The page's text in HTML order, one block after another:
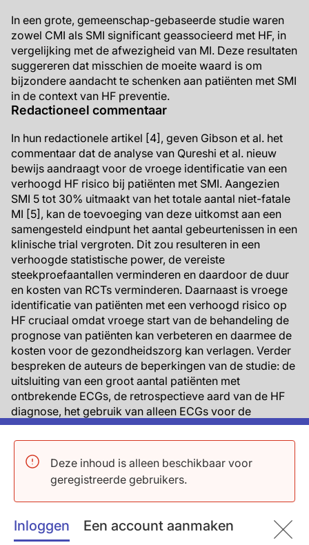
Deze inhoud is alleen beschikbaar voor
geregistreerde gebruikers.
Inloggen Een account aanmaken
In een grote, gemeenschap-gebaseerde studie waren
zowel CMI als SMI significant geassocieerd met HF, in
vergelijking met de afwezigheid van MI. Deze resultaten
suggereren dat misschien de moeite waard is om
bijzondere aandacht te schenken aan patiënten met SMI
in de context van HF preventie.
Redactioneel commentaar
In hun redactionele artikel [4], geven Gibson et al. het
commentaar dat de analyse van Qureshi et al. nieuw
bewijs aandraagt voor de vroege identificatie van een
verhoogd HF risico bij patiënten met SMI. Aangezien
SMI 5 tot 30% uitmaakt van het totale aantal niet-fatale
MI [5], kan de toevoeging van deze uitkomst aan een
samengesteld eindpunt het aantal gebeurtenissen in een
klinische trial vergroten. Dit zou resulteren in een
verhoogde statistische power, de vereiste
steekproefaantallen verminderen en daardoor de duur
en kosten van RCTs verminderen. Daarnaast is vroege
identificatie van patiënten met een verhoogd risico op
HF cruciaal omdat vroege start van de behandeling de
prognose van patiënten kan verbeteren en daarmee de
kosten voor de gezondheidszorg kan verlagen. Verder
bespreken de auteurs de beperkingen van de studie: de
uitsluiting van een groot aantal patiënten met
ontbrekende ECGs, de retrospectieve aard van de HF
diagnose, het gebruik van alleen ECGs voor de
diagnose van SMI en het ontbreken van beeldvormend
bewijs van de SMIs. Zij concluderen: "Niettemin, in een
tijdperk waarin complexe microRNA monsters en
biomarkers worden ontwikkeld om patiënten met een
verhoogd risico op hartfalen te identificeren, herinneren
Qureshi et al. ons eraan dat preventieve cardiologie
soms zo eenvoudig is als een Q-golf.”
Referenties